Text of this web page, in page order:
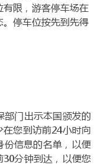
限，游客停车场在
停车位按先到先得
部门出示本国颁发的
您到访前24小时向
份信息的名单，以便
分钟到达，以便您